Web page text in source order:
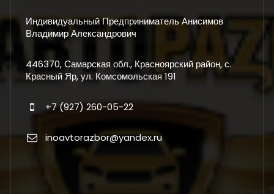
Индивидуальный Предприниматель Анисимов
Владимир Александрович
446370, Самарская обл., Красноярский район, с.
Красный Яр, ул. Комсомольская 191
+7 (927) 260-05-22
inoavtorazbor@yandex.ru